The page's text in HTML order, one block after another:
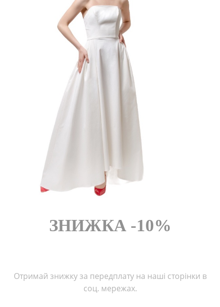
ЗНИЖКА -10%
Отримай знижку за передплату на наші сторінки в
соц. мережах.